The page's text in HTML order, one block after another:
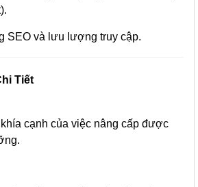
SEO và lưu lượng truy cập.
Tiết
cạnh của việc nâng cấp được